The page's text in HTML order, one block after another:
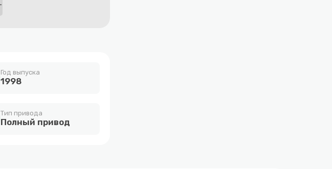
Год выпуска
1998
Тип привода
Полный привод